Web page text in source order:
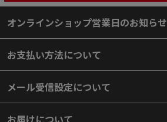
オンラインショップ営業日のお知らせ
お支払い方法について
メール受信設定について